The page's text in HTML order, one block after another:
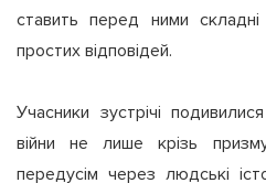
ставить перед ними
простих відповідей.
Учасники зустрічі
війни не лише крізь
передусім через людські